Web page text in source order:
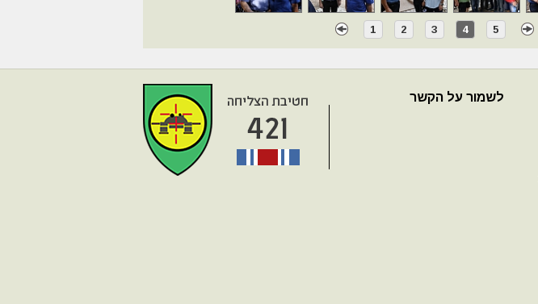
1 2 3 4 5
לשמור על הקשר